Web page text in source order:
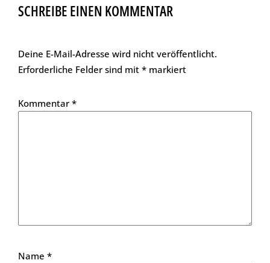
SCHREIBE EINEN KOMMENTAR
Deine E-Mail-Adresse wird nicht veröffentlicht.
Erforderliche Felder sind mit * markiert
Kommentar *
Name *